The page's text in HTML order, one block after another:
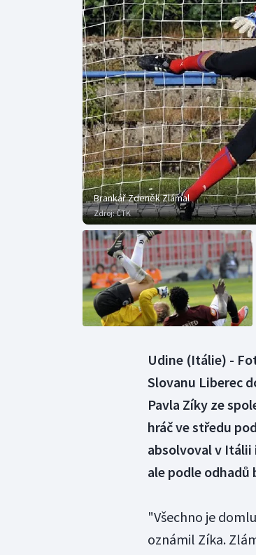
Curling
Florbal
Futsal
Golf
Brankář Zdeněk Zlámal
Zdroj:ČTK
Udine (Itálie) -
Slovanu Liberec
Pavla Zíky ze
hráč ve středu
absolvoval v Itálii
ale podle
"Všechno je
oznámil Zíka.